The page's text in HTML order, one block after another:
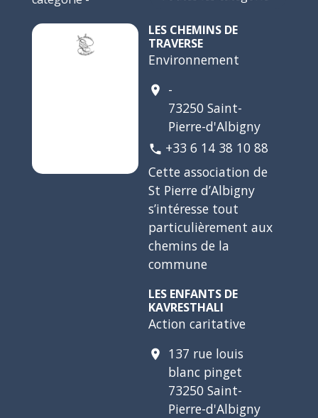
LES CHEMINS DE
TRAVERSE
Environnement
location_on
-
73250 Saint-
Pierre-d'Albigny
phone +33 6 14 38 10 88
Cette association de
St Pierre d’Albigny
s’intéresse tout
particulièrement aux
chemins de la
commune
LES ENFANTS DE
KAVRESTHALI
Action caritative
location_on
137 rue louis
blanc pinget
73250 Saint-
Pierre-d'Albigny